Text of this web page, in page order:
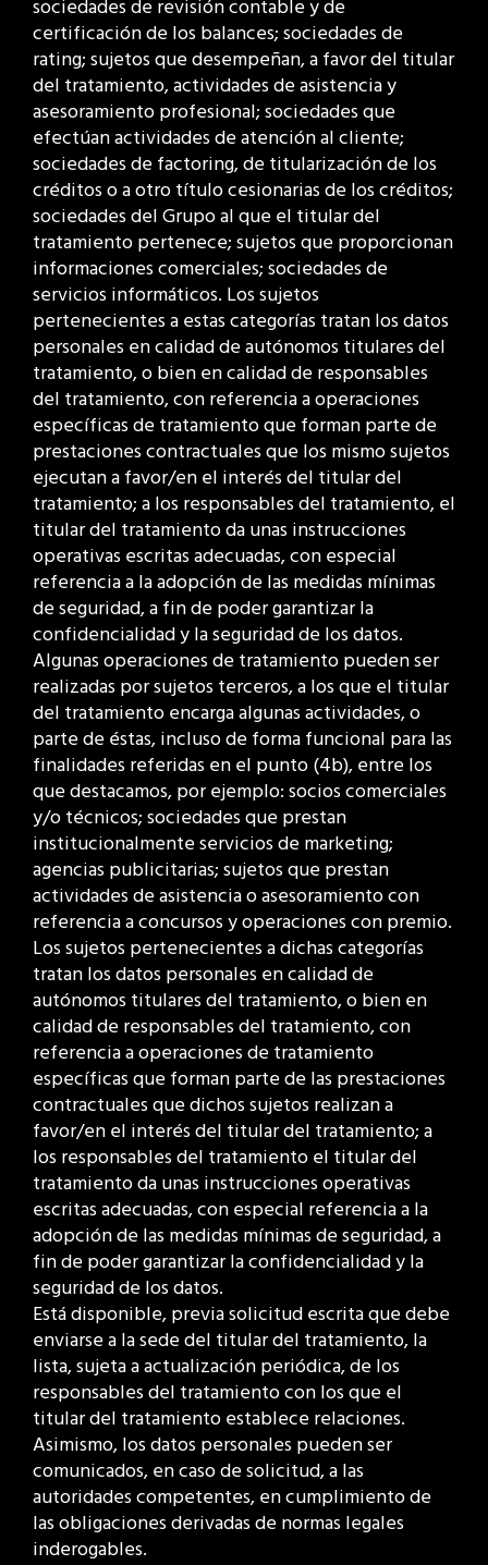
sociedades de revisión contable y de
certificación de los balances; sociedades de
rating; sujetos que desempeñan, a favor del titular
del tratamiento, actividades de asistencia y
asesoramiento profesional; sociedades que
efectúan actividades de atención al cliente;
sociedades de factoring, de titularización de los
créditos o a otro título cesionarias de los créditos;
sociedades del Grupo al que el titular del
tratamiento pertenece; sujetos que proporcionan
informaciones comerciales; sociedades de
servicios informáticos. Los sujetos
pertenecientes a estas categorías tratan los datos
personales en calidad de autónomos titulares del
tratamiento, o bien en calidad de responsables
del tratamiento, con referencia a operaciones
específicas de tratamiento que forman parte de
prestaciones contractuales que los mismo sujetos
ejecutan a favor/en el interés del titular del
tratamiento; a los responsables del tratamiento, el
titular del tratamiento da unas instrucciones
operativas escritas adecuadas, con especial
referencia a la adopción de las medidas mínimas
de seguridad, a fin de poder garantizar la
confidencialidad y la seguridad de los datos.
Algunas operaciones de tratamiento pueden ser
realizadas por sujetos terceros, a los que el titular
del tratamiento encarga algunas actividades, o
parte de éstas, incluso de forma funcional para las
finalidades referidas en el punto (4b), entre los
que destacamos, por ejemplo: socios comerciales
y/o técnicos; sociedades que prestan
institucionalmente servicios de marketing;
agencias publicitarias; sujetos que prestan
actividades de asistencia o asesoramiento con
referencia a concursos y operaciones con premio.
Los sujetos pertenecientes a dichas categorías
tratan los datos personales en calidad de
autónomos titulares del tratamiento, o bien en
calidad de responsables del tratamiento, con
referencia a operaciones de tratamiento
específicas que forman parte de las prestaciones
contractuales que dichos sujetos realizan a
favor/en el interés del titular del tratamiento; a
los responsables del tratamiento el titular del
tratamiento da unas instrucciones operativas
escritas adecuadas, con especial referencia a la
adopción de las medidas mínimas de seguridad, a
fin de poder garantizar la confidencialidad y la
seguridad de los datos.
Está disponible, previa solicitud escrita que debe
enviarse a la sede del titular del tratamiento, la
lista, sujeta a actualización periódica, de los
responsables del tratamiento con los que el
titular del tratamiento establece relaciones.
Asimismo, los datos personales pueden ser
comunicados, en caso de solicitud, a las
autoridades competentes, en cumplimiento de
las obligaciones derivadas de normas legales
inderogables.